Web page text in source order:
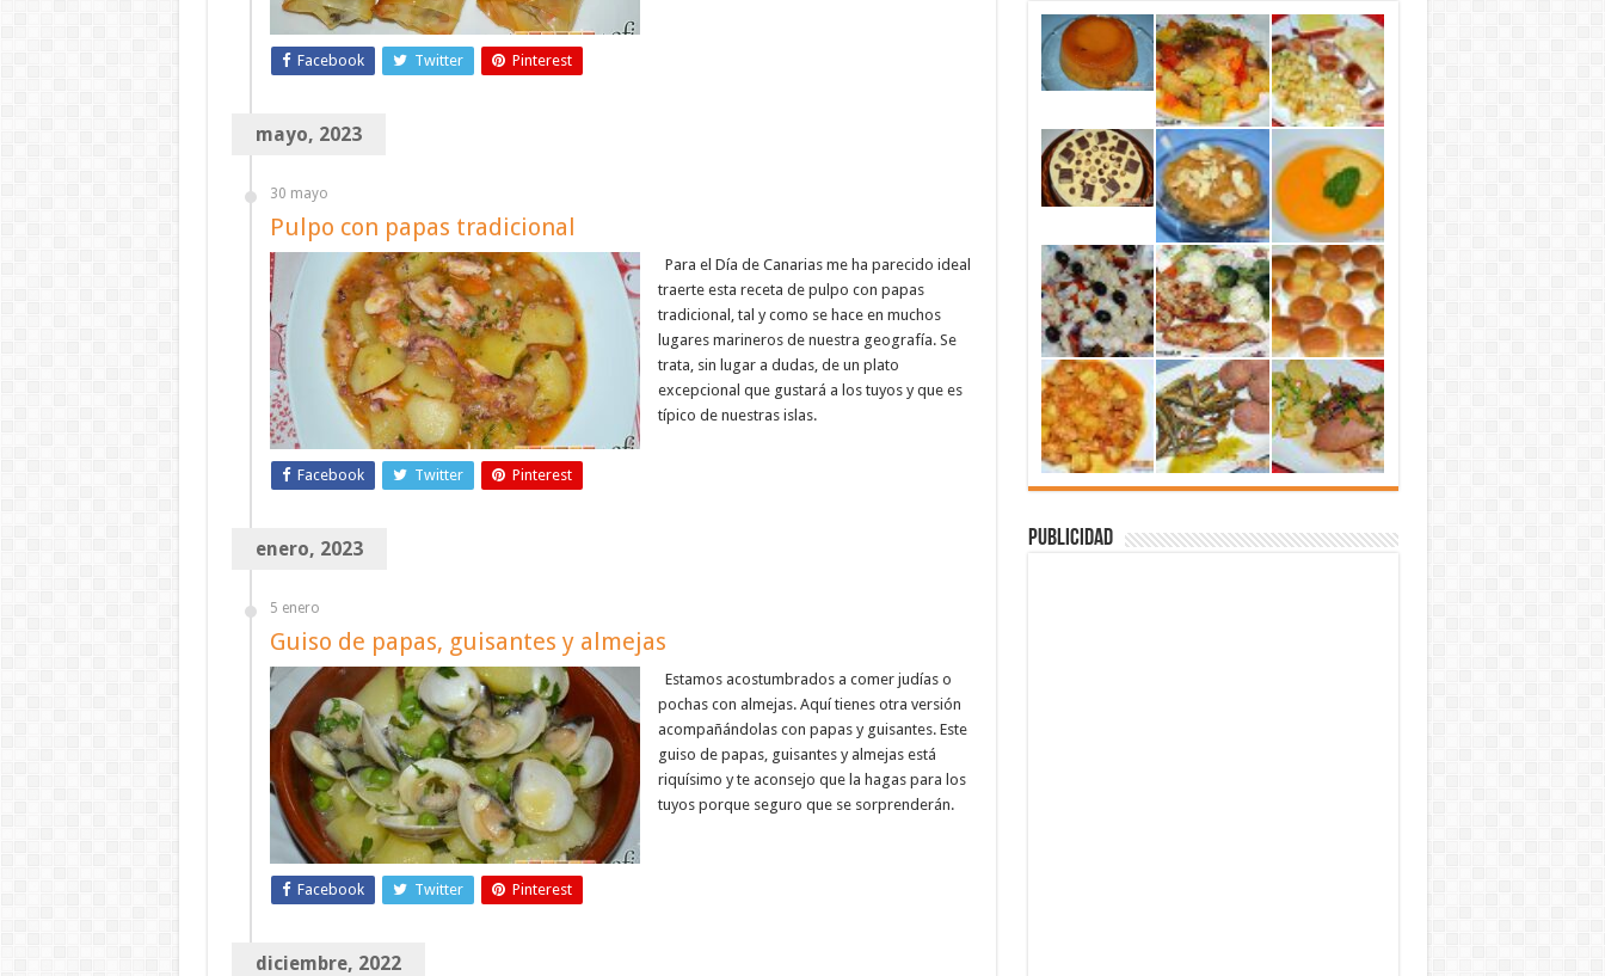
Facebook Twitter Pinterest
mayo, 2023
30 mayo
Pulpo con papas tradicional
Para el Día de Canarias me ha parecido ideal
traerte esta receta de pulpo con papas
tradicional, tal y como se hace en muchos
lugares marineros de nuestra geografía. Se
trata, sin lugar a dudas, de un plato
excepcional que gustará a los tuyos y que es
típico de nuestras islas.
Facebook Twitter Pinterest
enero, 2023
5 enero
Guiso de papas, guisantes y almejas
Estamos acostumbrados a comer judías o
pochas con almejas. Aquí tienes otra versión
acompañándolas con papas y guisantes. Este
guiso de papas, guisantes y almejas está
riquísimo y te aconsejo que la hagas para los
tuyos porque seguro que se sorprenderán.
Facebook Twitter Pinterest
diciembre, 2022
Publicidad